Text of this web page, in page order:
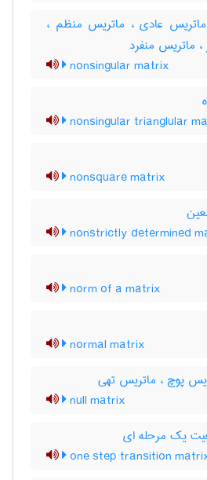
عادی ، ماتریس منظم ،
ماتریس منفرد
nonsingular matrix
nonsingular trianglular
nonsquare matrix
nonstrictly determined
norm of a matrix
normal matrix
پوچ ، ماتریس تهی
null matrix
یک مرحله ای
one step transition